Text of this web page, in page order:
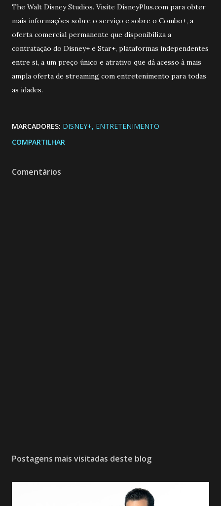
The Walt Disney Studios. Visite DisneyPlus.com para obter
mais informações sobre o serviço e sobre o Combo+, a
oferta comercial permanente que disponibiliza a
contratação do Disney+ e Star+, plataformas independentes
entre si, a um preço único e atrativo que dá acesso à mais
ampla oferta de streaming com entretenimento para todas
as idades.
MARCADORES: DISNEY+ ENTRETENIMENTO
COMPARTILHAR
Comentários
Postagens mais visitadas deste blog